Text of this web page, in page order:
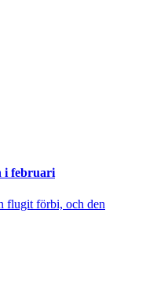
i februari
flugit förbi, och den